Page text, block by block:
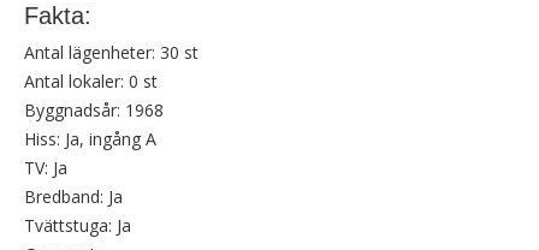
Fakta:
Antal lägenheter: 30 st
Antal lokaler: 0 st
Byggnadsår: 1968
Hiss: Ja, ingång A
TV: Ja
Bredband: Ja
Tvättstuga: Ja